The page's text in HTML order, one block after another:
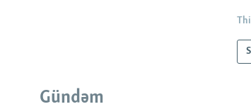
Gündəm